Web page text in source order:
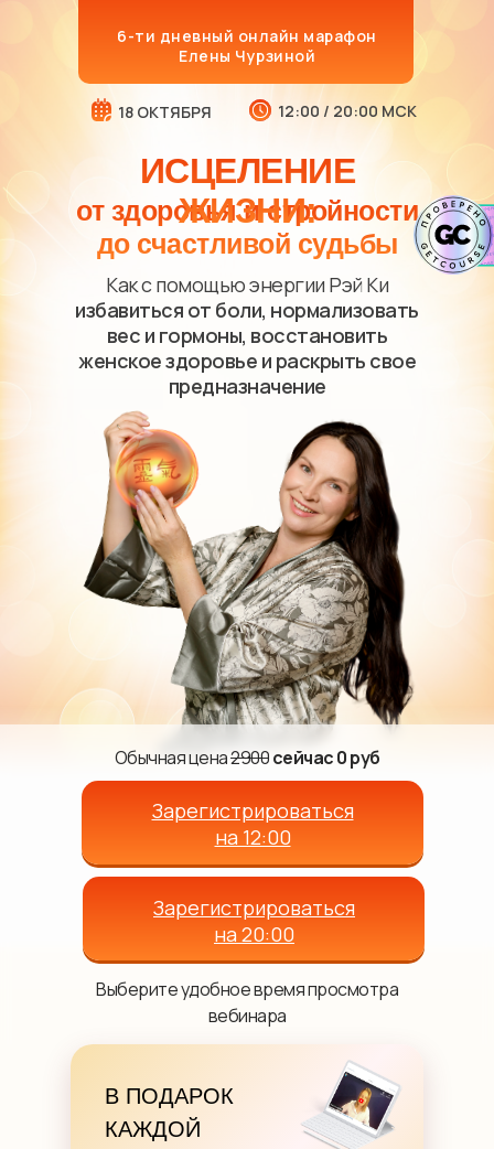
12:00 / 20:00 МСК
18 ОКТЯБРЯ
Как с помощью энергии Рэй Ки
избавиться от боли, нормализовать
вес и гормоны, восстановить
женское здоровье и раскрыть свое
предназначение
6-ти дневный онлайн марафон
Елены Чурзиной
В ПОДАРОК
КАЖДОЙ
Зарегистрироваться
на 12:00
Зарегистрироваться
на 20:00
от здоровья и стройности
до счастливой судьбы
ИСЦЕЛЕНИЕ
ЖИЗНИ:
Обычная цена2900сейчас 0 руб
Выберите удобное время просмотра
вебинара